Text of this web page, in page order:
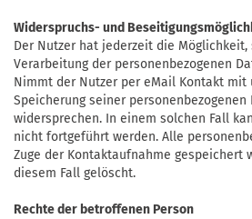
Widerspruchs- und
Der Nutzer hat jederzeit die Möglichkeit,
Verarbeitung der personenbezogenen
Nimmt der Nutzer per eMail Kontakt mit
Speicherung seiner
widersprechen. In einem solchen Fall
nicht fortgeführt werden. Alle
Zuge der Kontaktaufnahme gespeichert
diesem Fall gelöscht.
Rechte der betroffenen Person